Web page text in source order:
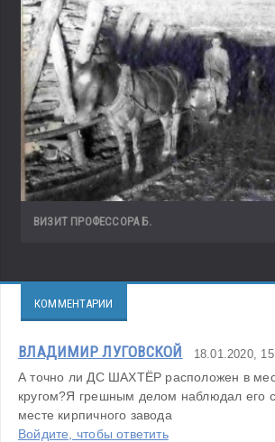
ВИЗИТ ПРОФЕССОРА Б.
КОММЕНТАРИИ
ВЛАДИМИР ЛУГОВСКОЙ 18.01.2020,
А точно ли ДС ШАХТЁР расположен в
кругом?Я грешным делом наблюдал его
месте кирпичного завода
Войдите, чтобы ответить